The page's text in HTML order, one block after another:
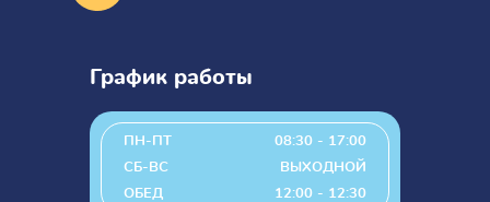
График работы
ПН-ПТ
08:30 - 17:00
СБ-ВС
ВЫХОДНОЙ
ОБЕД
12:00 - 12:30